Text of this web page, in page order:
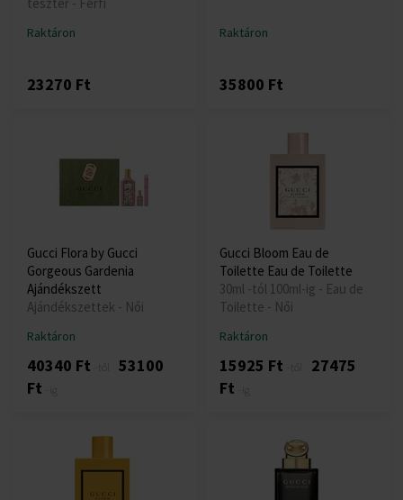
teszter - Férfi
Raktáron
23270 Ft
Raktáron
35800 Ft
Gucci Flora by Gucci
Gorgeous Gardenia
Ajándékszett
Ajándékszettek - Női
Raktáron
40340 Ft
53100
Ft
Gucci Bloom Eau de
Toilette Eau de Toilette
30ml -tól 100ml-ig - Eau de
Toilette - Női
Raktáron
15925 Ft
27475
Ft